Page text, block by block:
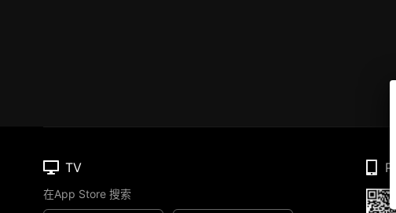
TV
在App Store 搜索